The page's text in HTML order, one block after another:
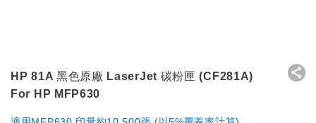
HP 81A 黑色原廠 LaserJet 碳粉匣 (CF281A)
For HP MFP630